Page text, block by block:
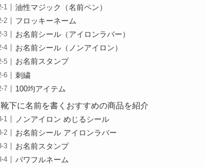
油性マジック（名前ペン）
フロッキーネーム
お名前シール（アイロンラバー）
お名前シール（ノンアイロン）
お名前スタンプ
刺繍
100均アイテム
靴下に名前を書くおすすめの商品を紹介
ノンアイロン めじるシール
お名前シール アイロンラバー
お名前スタンプ
パワフルネーム